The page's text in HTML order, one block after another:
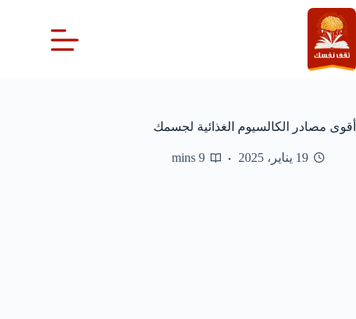
التجاوز
إلى
المحتوى
أقوى مصادر الكالسيوم الغذائية لجسمك
19 يناير، 2025 9 mins